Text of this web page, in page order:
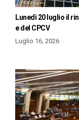
Lunedì 20 luglio il
e del CPCV
Luglio 16, 2026